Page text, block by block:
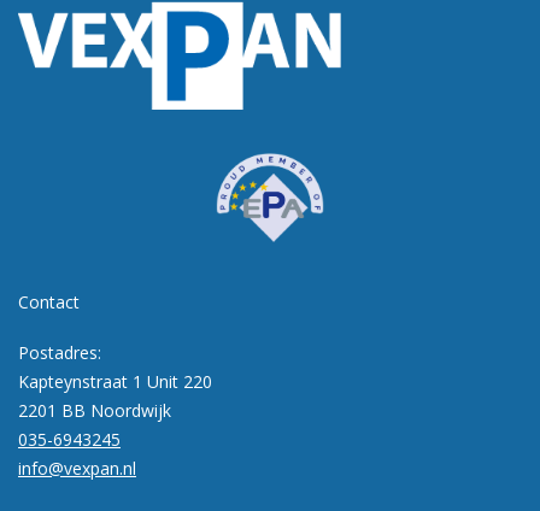
Contact
Postadres:
Kapteynstraat 1 Unit 220
2201 BB Noordwijk
035-6943245
info@vexpan.nl